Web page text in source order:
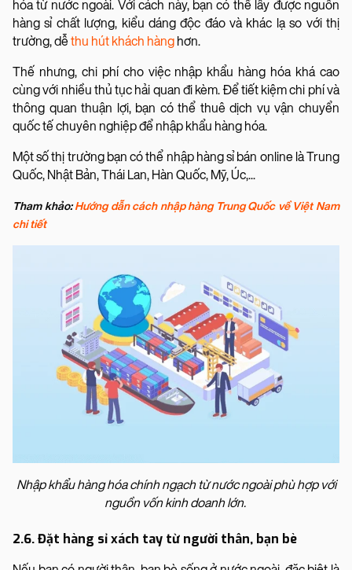
hóa từ nước ngoài. Với cách này, bạn có thể lấy được nguồn
hàng sỉ chất lượng, kiểu dáng độc đáo và khác lạ so với thị
trường, dễthu hút khách hàng hơn.
Thế nhưng, chi phí cho việc nhập khẩu hàng hóa khá cao
cùng với nhiều thủ tục hải quan đi kèm. Để tiết kiệm chi phí và
thông quan thuận lợi, bạn có thể thuê dịch vụ vận chuyển
quốc tế chuyên nghiệp để nhập khẩu hàng hóa.
Một số thị trường bạn có thể nhập hàng sỉ bán online là Trung
Quốc, Nhật Bản, Thái Lan, Hàn Quốc, Mỹ, Úc,...
Tham khảo:Hướng dẫn cách nhập hàng Trung Quốc về Việt Nam
chi tiết
Nhập khẩu hàng hóa chính ngạch từ nước ngoài phù hợp với
nguồn vốn kinh doanh lớn.
2.6. Đặt hàng sỉ xách tay từ người thân, bạn bè